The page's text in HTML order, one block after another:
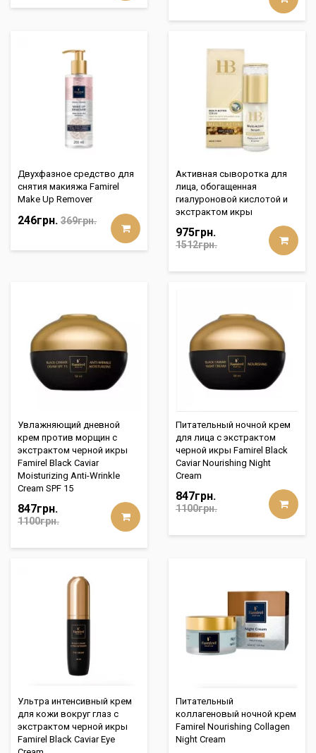
Двухфазное средство для
снятия макияжа Famirel
Make Up Remover
246грн. 369грн.
Активная сыворотка для
лица, обогащенная
гиалуроновой кислотой и
экстрактом икры
975грн.
1512грн.
Увлажняющий дневной
крем против морщин с
экстрактом черной икры
Famirel Black Caviar
Moisturizing Anti-Wrinkle
Cream SPF 15
847грн.
1100грн.
Питательный ночной крем
для лица с экстрактом
черной икры Famirel Black
Caviar Nourishing Night
Cream
847грн.
1100грн.
Ультра интенсивный крем
для кожи вокруг глаз с
экстрактом черной икры
Famirel Black Caviar Eye
Питательный
коллагеновый ночной крем
Famirel Nourishing Collagen
Night Cream